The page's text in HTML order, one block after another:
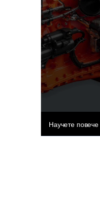
Научете повече